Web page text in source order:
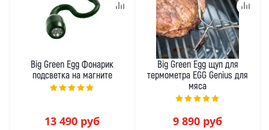
Big Green Egg Фонарик
подсветка на магните
13 490 руб
Big Green Egg щуп для
термометра EGG Genius для
мяса
9 890 руб